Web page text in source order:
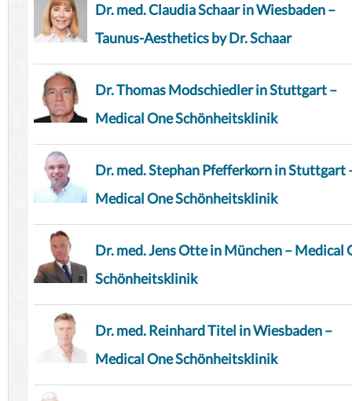
Dr. med. Claudia Schaar in Wiesbaden –
Taunus-Aesthetics by Dr. Schaar
Dr. Thomas Modschiedler in Stuttgart –
Medical One Schönheitsklinik
Dr. med. Stephan Pfefferkorn in Stuttgart
Medical One Schönheitsklinik
Dr. med. Jens Otte in München – Medical
Schönheitsklinik
Dr. med. Reinhard Titel in Wiesbaden –
Medical One Schönheitsklinik